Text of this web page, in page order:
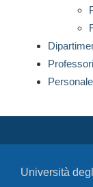
Università